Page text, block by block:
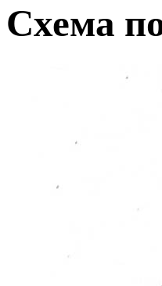
Схема